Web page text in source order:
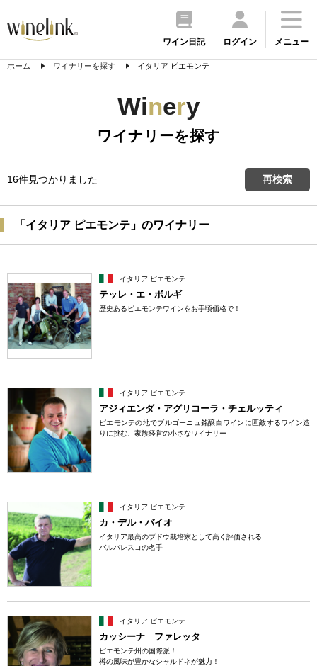
ワイン日記 ログイン メニュー
ホーム ワイナリーを探す イタリア ピエモンテ
Winery
ワイナリーを探す
16件見つかりました 再検索
「イタリア ピエモンテ」のワイナリー
イタリア ピエモンテ
テッレ・エ・ボルギ
歴史あるピエモンテワインをお手頃価格で！
イタリア ピエモンテ
アジィエンダ・アグリコーラ・チェルッティ
ピエモンテの地でブルゴーニュ銘醸白ワインに匹敵するワイン造
りに挑む、家族経営の小さなワイナリー
イタリア ピエモンテ
カ・デル・バイオ
イタリア最高のブドウ栽培家として高く評価される
バルバレスコの名手
イタリア ピエモンテ
カッシーナ ファレッタ
ピエモンテ州の国際派！
樽の風味が豊かなシャルドネが魅力！